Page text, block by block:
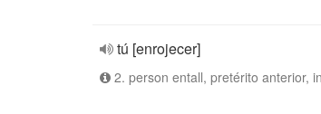
tú [enrojecer]
2. person entall, pretérito anterior,